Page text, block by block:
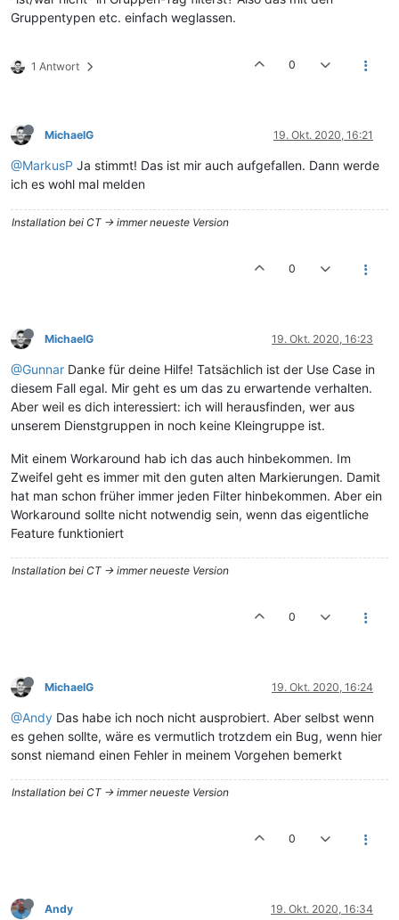
Gruppentypen etc. einfach weglassen.
1 Antwort 0
MichaelG 19. Okt. 2020, 16:21
@MarkusP Ja stimmt! Das ist mir auch aufgefallen. Dann werde
ich es wohl mal melden
Installation bei CT -> immer neueste Version
0
MichaelG 19. Okt. 2020, 16:23
@Gunnar Danke für deine Hilfe! Tatsächlich ist der Use Case in
diesem Fall egal. Mir geht es um das zu erwartende verhalten.
Aber weil es dich interessiert: ich will herausfinden, wer aus
unserem Dienstgruppen in noch keine Kleingruppe ist.
Mit einem Workaround hab ich das auch hinbekommen. Im
Zweifel geht es immer mit den guten alten Markierungen. Damit
hat man schon früher immer jeden Filter hinbekommen. Aber ein
Workaround sollte nicht notwendig sein, wenn das eigentliche
Feature funktioniert
Installation bei CT -> immer neueste Version
0
MichaelG 19. Okt. 2020, 16:24
@Andy Das habe ich noch nicht ausprobiert. Aber selbst wenn
es gehen sollte, wäre es vermutlich trotzdem ein Bug, wenn hier
sonst niemand einen Fehler in meinem Vorgehen bemerkt
Installation bei CT -> immer neueste Version
0
Andy 19. Okt. 2020, 16:34